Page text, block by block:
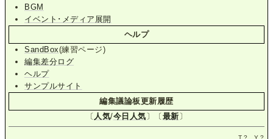
BGM
イベント･メディア展開
ヘルプ
SandBox(練習ページ)
編集差分ログ
ヘルプ
サンプルサイト
編集議論板更新履歴
〔 人気/今日人気〕〔最新〕
T.? Y.?